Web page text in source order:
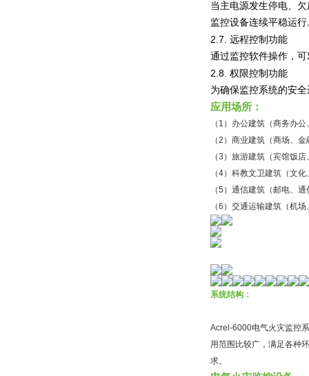
当主电源发生停电、
监控设备连续平稳运行
2.7. 远程控制功能
通过监控软件操作，
2.8. 权限控制功能
为确保监控系统的安
应用场所：
（1）办公建筑（商务办
（2）商业建筑（商场、
（3）旅游建筑（宾馆饭
（4）科教文卫建筑（文
（5）通信建筑（邮电、
（6）交通运输建筑（机
系统结构：
Acrel-6000电气火灾监控
用范围比较广，满足各种
求。